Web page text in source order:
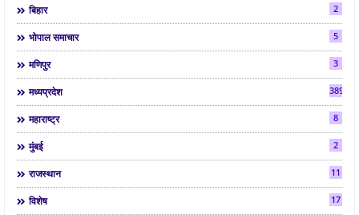
बिहार 2
भोपाल समाचार 5
मणिपुर 3
मध्यप्रदेश 3892
महाराष्ट्र 8
मुंबई 2
राजस्थान 11
विशेष 17